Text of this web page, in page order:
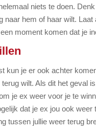
niets te doen.
naar hem of haar wilt.
moment komen dat je
kun je er ook achter
wilt. Als dit het geval
je ex weer voor je te
dat je ex jou ook weer
tussen jullie weer terug